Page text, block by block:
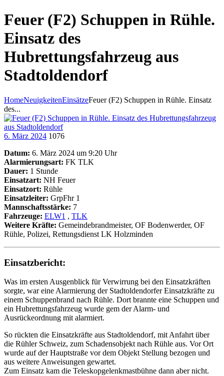
Feuer (F2) Schuppen in Rühle.
Einsatz des
Hubrettungsfahrzeug aus
Stadtoldendorf
HomeNeuigkeitenEinsätzeFeuer (F2) Schuppen in Rühle. Einsatz
des...
6. März 2024 1076
Datum: 6. März 2024 um 9:20 Uhr
Alarmierungsart: FK TLK
Dauer: 1 Stunde
Einsatzart: NH Feuer
Einsatzort: Rühle
Einsatzleiter: GrpFhr 1
Mannschaftsstärke: 7
Fahrzeuge: ELW1 , TLK
Weitere Kräfte: Gemeindebrandmeister, OF Bodenwerder, OF
Rühle, Polizei, Rettungsdienst LK Holzminden
Einsatzbericht:
Was im ersten Ausgenblick für Verwirrung bei den Einsatzkräften
sorgte, war eine Alarmierung der Stadtoldendorfer Einsatzkräfte zu
einem Schuppenbrand nach Rühle. Dort brannte eine Schuppen und
ein Hubrettungsfahrzeug wurde gem der Alarm- und
Ausrückeordnung mit alarmiert.
So rückten die Einsatzkräfte aus Stadtoldendorf, mit Anfahrt über
die Rühler Schweiz, zum Schadensobjekt nach Rühle aus. Vor Ort
wurde auf der Hauptstraße vor dem Objekt Stellung bezogen und
aus weitere Anweisungen gewartet.
Zum Einsatz kam die Teleskopgelenkmastbühne dann aber nicht.